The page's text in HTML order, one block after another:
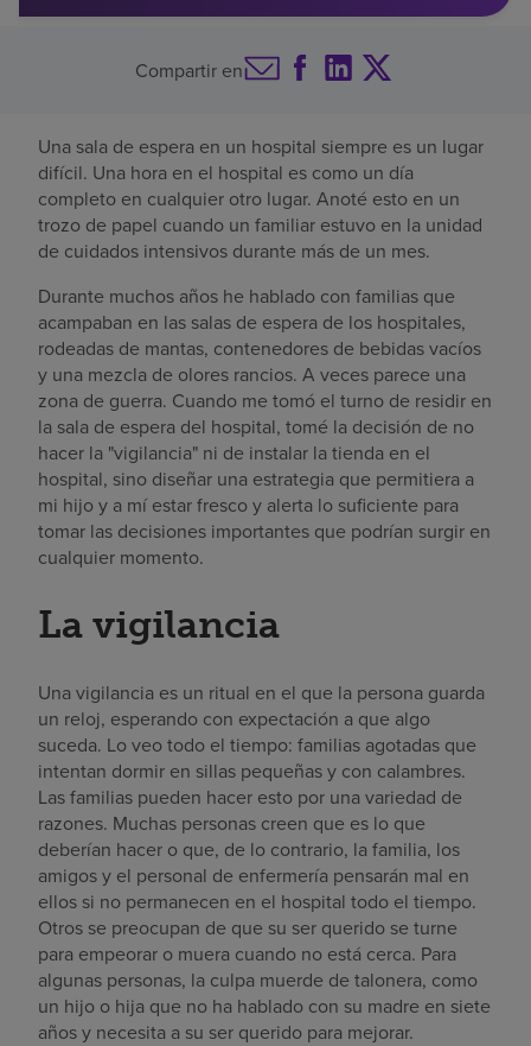
Compartir en
Una sala de espera en un hospital siempre es un lugar
difícil. Una hora en el hospital es como un día
completo en cualquier otro lugar. Anoté esto en un
trozo de papel cuando un familiar estuvo en la unidad
de cuidados intensivos durante más de un mes.
Durante muchos años he hablado con familias que
acampaban en las salas de espera de los hospitales,
rodeadas de mantas, contenedores de bebidas vacíos
y una mezcla de olores rancios. A veces parece una
zona de guerra. Cuando me tomó el turno de residir en
la sala de espera del hospital, tomé la decisión de no
hacer la "vigilancia" ni de instalar la tienda en el
hospital, sino diseñar una estrategia que permitiera a
mi hijo y a mí estar fresco y alerta lo suficiente para
tomar las decisiones importantes que podrían surgir en
cualquier momento.
La vigilancia
Una vigilancia es un ritual en el que la persona guarda
un reloj, esperando con expectación a que algo
suceda. Lo veo todo el tiempo: familias agotadas que
intentan dormir en sillas pequeñas y con calambres.
Las familias pueden hacer esto por una variedad de
razones. Muchas personas creen que es lo que
deberían hacer o que, de lo contrario, la familia, los
amigos y el personal de enfermería pensarán mal en
ellos si no permanecen en el hospital todo el tiempo.
Otros se preocupan de que su ser querido se turne
para empeorar o muera cuando no está cerca. Para
algunas personas, la culpa muerde de talonera, como
un hijo o hija que no ha hablado con su madre en siete
años y necesita a su ser querido para mejorar.